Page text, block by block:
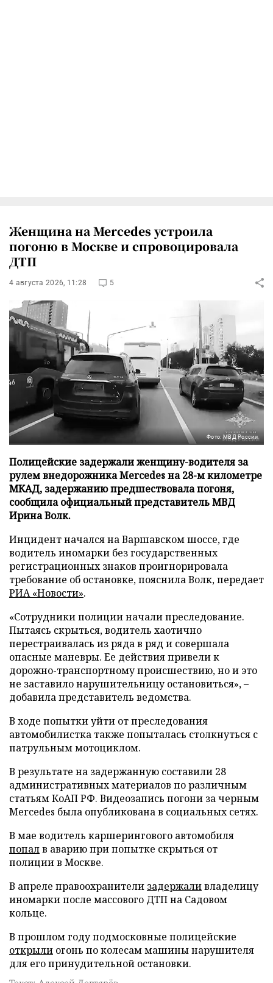
Женщина на Mercedes устроила
погоню в Москве и спровоцировала
ДТП
4 августа 2026, 11:28 5
Фото: МВД России
Полицейские задержали женщину-водителя за
рулем внедорожника Mercedes на 28-м километре
МКАД, задержанию предшествовала погоня,
сообщила официальный представитель МВД
Ирина Волк.
Инцидент начался на Варшавском шоссе, где
водитель иномарки без государственных
регистрационных знаков проигнорировала
требование об остановке, пояснила Волк, передает
РИА «Новости».
«Сотрудники полиции начали преследование.
Пытаясь скрыться, водитель хаотично
перестраивалась из ряда в ряд и совершала
опасные маневры. Ее действия привели к
дорожно-транспортному происшествию, но и это
не заставило нарушительницу остановиться», –
добавила представитель ведомства.
В ходе попытки уйти от преследования
автомобилистка также попыталась столкнуться с
патрульным мотоциклом.
В результате на задержанную составили 28
административных материалов по различным
статьям КоАП РФ. Видеозапись погони за черным
Mercedes была опубликована в социальных сетях.
В мае водитель каршерингового автомобиля
попалв аварию при попытке скрыться от
полиции в Москве.
В апреле правоохранители задержаливладелицу
иномарки после массового ДТП на Садовом
кольце.
В прошлом году подмосковные полицейские
открыли огонь по колесам машины нарушителя
для его принудительной остановки.